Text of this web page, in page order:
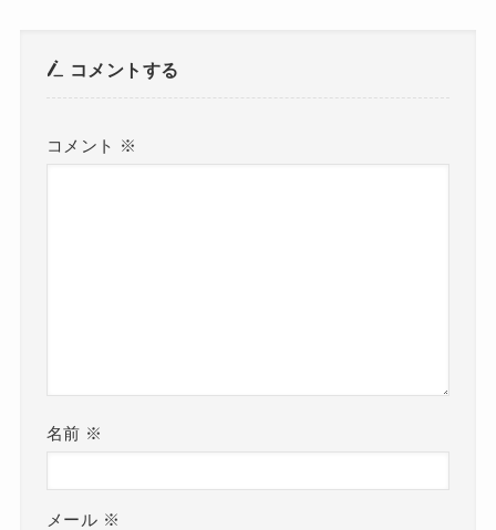
コメントする
コメント ※
名前 ※
メール ※